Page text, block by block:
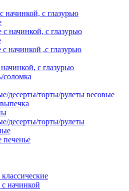
начинкой, с глазурью
с начинкой, с глазурью
с начинкой ,с глазурью
с глазурью
соломка
десерты/торты/рулеты весовые
десерты/торты/рулеты
печенье
начинкой